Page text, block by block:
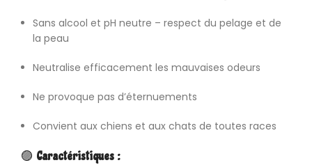
Sans alcool et pH neutre – respect du pelage et de
la peau
Neutralise efficacement les mauvaises odeurs
Ne provoque pas d’éternuements
Convient aux chiens et aux chats de toutes races
🟣 Caractéristiques :